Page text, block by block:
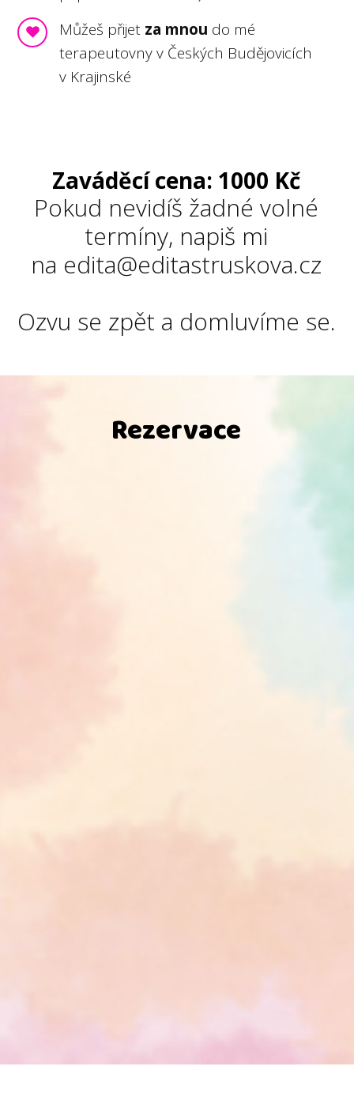
Můžeš přijet za mnou do mé
terapeutovny v Českých Budějovicích
v Krajinské
Zaváděcí cena: 1000 Kč
Pokud nevidíš žadné volné
termíny, napiš mi
na edita@editastruskova.cz
Ozvu se zpět a domluvíme se.
Rezervace